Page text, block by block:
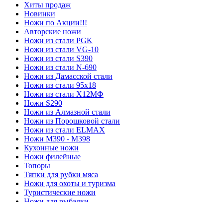
Хиты продаж
Новинки
Ножи по Акции!!!
Авторские ножи
Ножи из стали PGK
Ножи из стали VG-10
Ножи из стали S390
Ножи из стали N-690
Ножи из Дамасской стали
Ножи из стали 95х18
Ножи из стали Х12МФ
Ножи S290
Ножи из Алмазной стали
Ножи из Порошковой стали
Ножи из стали ELMAX
Ножи М390 - М398
Кухонные ножи
Ножи филейные
Топоры
Тяпки для рубки мяса
Ножи для охоты и туризма
Туристические ножи